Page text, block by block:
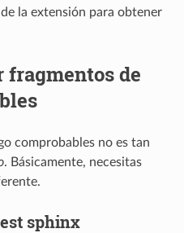
la extensión para obtener
fragmentos de
comprobables no es tan
. Básicamente, necesitas
sphinx